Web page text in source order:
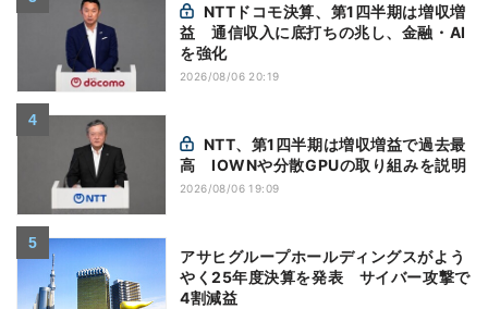
益 通信収入に底打ちの兆し、金融・AI
を強化
2026/08/06 20:19
高 IOWNや分散GPUの取り組みを説明
2026/08/06 19:09
アサヒグループホールディングスがよう
やく25年度決算を発表 サイバー攻撃で
4割減益